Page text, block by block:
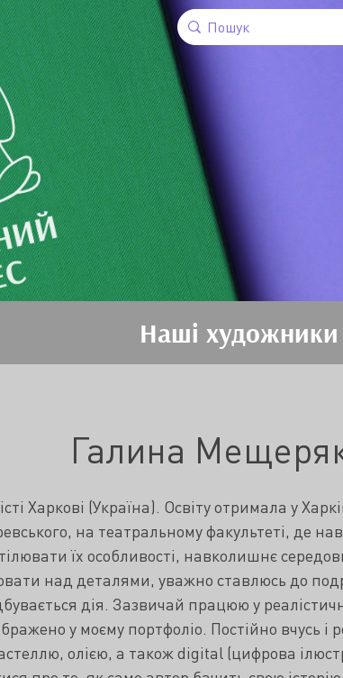
Наші художники
Галина
Харкові (Україна). Освіту отримала у
на театральному факультеті, де
їх особливості, навколишнє
над деталями, уважно ставлюсь до
дія. Зазвичай працюю у
у моєму портфоліо. Постійно вчусь і
олією, а також digital (цифрова